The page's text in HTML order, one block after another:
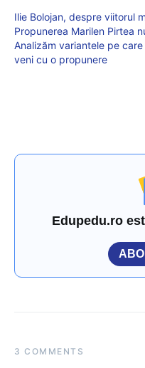
Ilie Bolojan, despre viitorul
Propunerea Marilen Pirtea
Analizăm variantele pe
veni cu o propunere
Edupedu.ro
3 COMMENTS